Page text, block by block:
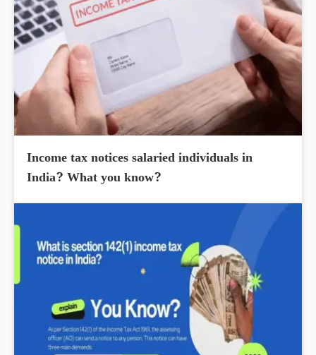
Income tax notices salaried individuals in
India? What you know?